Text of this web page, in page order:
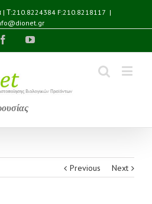
| Τ:210.8224384 F:210.8218117 |
FacebookYouTube
Previous Next